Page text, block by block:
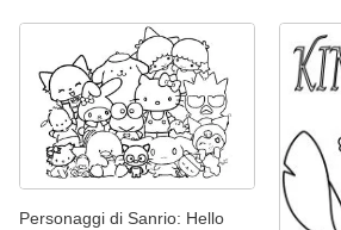
Personaggi di Sanrio: Hello